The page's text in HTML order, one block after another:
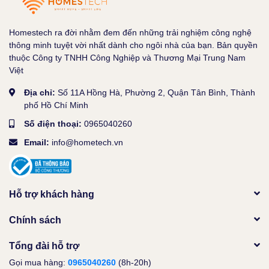
Homestech ra đời nhằm đem đến những trải nghiệm công nghệ
thông minh tuyệt vời nhất dành cho ngôi nhà của bạn. Bản quyền
thuộc Công ty TNHH Công Nghiệp và Thương Mại Trung Nam
Việt
Địa chỉ: Số 11A Hồng Hà, Phường 2, Quận Tân Bình, Thành
phố Hồ Chí Minh
Số điện thoại: 0965040260
Email: info@hometech.vn
Hỗ trợ khách hàng
Chính sách
Tổng đài hỗ trợ
Gọi mua hàng: 0965040260 (8h-20h)